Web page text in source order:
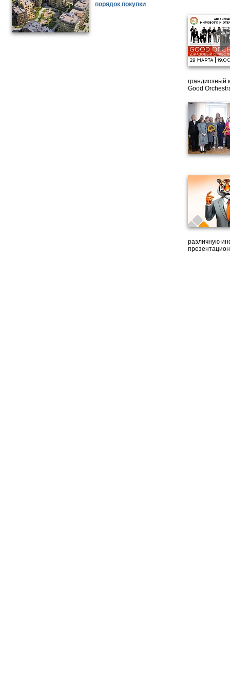
порядок покупки
грандиозный
Good
различную